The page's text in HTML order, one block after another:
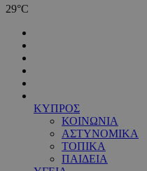
29°C
ΚΥΠΡΟΣ
ΚΟΙΝΩΝΙΑ
ΑΣΤΥΝΟΜΙΚΑ
ΤΟΠΙΚΑ
ΠΑΙΔΕΙΑ